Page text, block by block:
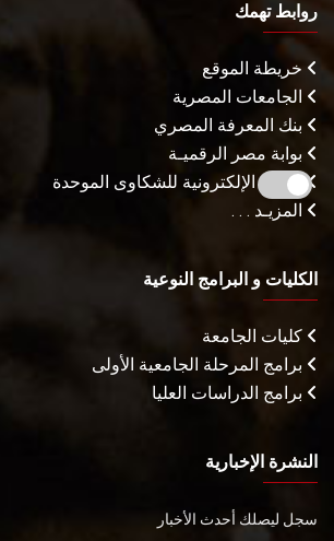
روابط تهمك
خريطة الموقع
الجامعات المصرية
بنك المعرفة المصري
بوابة مصر الرقميـة
البوابة الإلكترونية للشكاوى الموحدة
المزيـد . . .
الكليات و البرامج النوعية
كليات الجامعة
برامج المرحلة الجامعية الأولى
برامج الدراسات العليا
النشرة الإخبارية
سجل ليصلك أحدث الأخبار